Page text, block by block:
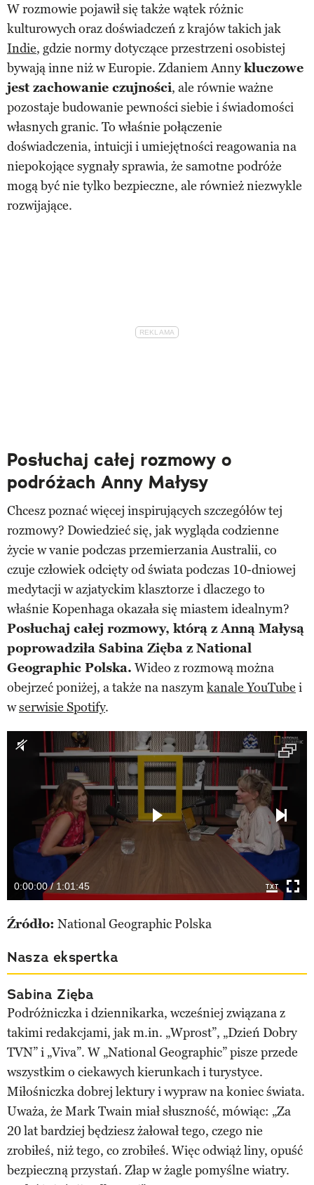
W rozmowie pojawił się także wątek różnic
kulturowych oraz doświadczeń z krajów takich jak
Indie, gdzie normy dotyczące przestrzeni osobistej
bywają inne niż w Europie. Zdaniem Annykluczowe
jest zachowanie czujności, ale równie ważne
pozostaje budowanie pewności siebie i świadomości
własnych granic. To właśnie połączenie
doświadczenia, intuicji i umiejętności reagowania na
niepokojące sygnały sprawia, że samotne podróże
mogą być nie tylko bezpieczne, ale również niezwykle
rozwijające.
Posłuchaj całej rozmowy o
podróżach Anny Małysy
Chcesz poznać więcej inspirujących szczegółów tej
rozmowy? Dowiedzieć się, jak wygląda codzienne
życie w vanie podczas przemierzania Australii, co
czuje człowiek odcięty od świata podczas 10-dniowej
medytacji w azjatyckim klasztorze i dlaczego to
właśnie Kopenhaga okazała się miastem idealnym?
Posłuchaj całej rozmowy, którą z Anną Małysą
poprowadziła Sabina Zięba z National
Geographic Polska. Wideo z rozmową można
obejrzeć poniżej, a także na naszymkanale YouTube i
wserwisie Spotify.
0:00:00 / 1:01:45
Źródło: National Geographic Polska
Nasza ekspertka
Sabina Zięba
Podróżniczka i dziennikarka, wcześniej związana z
takimi redakcjami, jak m.in. „Wprost”, „Dzień Dobry
TVN” i „Viva”. W „National Geographic” pisze przede
wszystkim o ciekawych kierunkach i turystyce.
Miłośniczka dobrej lektury i wypraw na koniec świata.
Uważa, że Mark Twain miał słuszność, mówiąc: „Za
20 lat bardziej będziesz żałował tego, czego nie
zrobiłeś, niż tego, co zrobiłeś. Więc odwiąż liny, opuść
bezpieczną przystań. Złap w żagle pomyślne wiatry.